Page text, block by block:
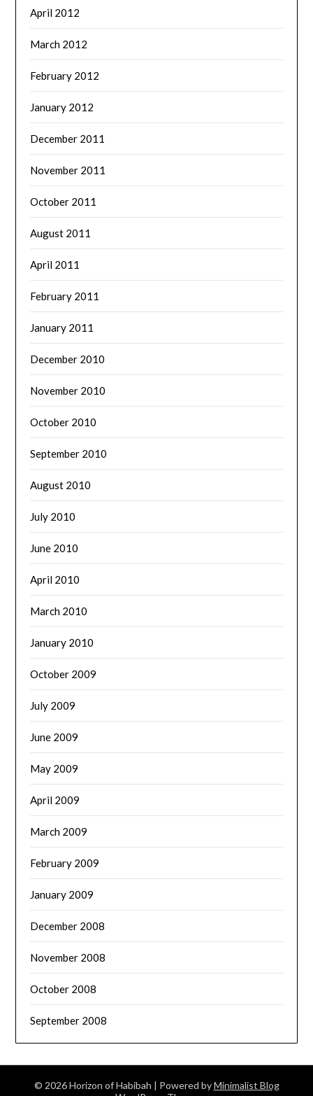
April 2012
March 2012
February 2012
January 2012
December 2011
November 2011
October 2011
August 2011
April 2011
February 2011
January 2011
December 2010
November 2010
October 2010
September 2010
August 2010
July 2010
June 2010
April 2010
March 2010
January 2010
October 2009
July 2009
June 2009
May 2009
April 2009
March 2009
February 2009
January 2009
December 2008
November 2008
October 2008
September 2008
© 2026 Horizon of Habibah | Powered byMinimalist Blog